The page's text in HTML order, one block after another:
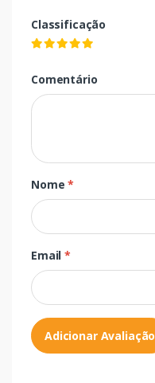
Classificação
Comentário
Nome*
Email*
Adicionar Avaliação